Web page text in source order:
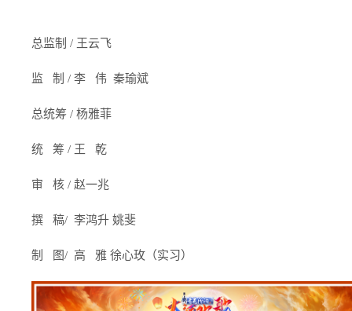
总监制 / 王云飞
监 制 / 李 伟 秦瑜斌
总统筹 / 杨雅菲
统 筹 / 王 乾
审 核 / 赵一兆
撰 稿/ 李鸿升 姚斐
制 图/ 高 雅 徐心玫（实习）